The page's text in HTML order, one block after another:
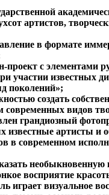
артистов,
в формате
с элементами
участии известных
поколений»;
создать
видов
грандиозный
известные артисты
в современном
необыкновенную
восприятие
играет визуальное